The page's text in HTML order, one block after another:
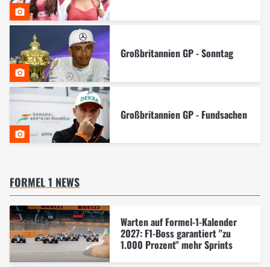
Großbritannien GP - Sonntag
Großbritannien GP - Fundsachen
FORMEL 1 NEWS
Warten auf Formel-1-Kalender
2027: F1-Boss garantiert "zu
1.000 Prozent" mehr Sprints